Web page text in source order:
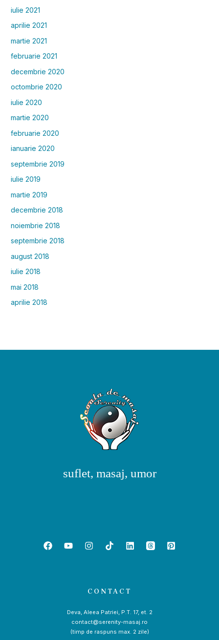
iulie 2021
aprilie 2021
martie 2021
februarie 2021
decembrie 2020
octombrie 2020
iulie 2020
martie 2020
februarie 2020
ianuarie 2020
septembrie 2019
iulie 2019
martie 2019
decembrie 2018
noiembrie 2018
septembrie 2018
august 2018
iulie 2018
mai 2018
aprilie 2018
suflet, masaj, umor
CONTACT
Deva, Aleea Patriei, P.T. 17, et. 2
contact@serenity-masaj.ro
(timp de raspuns max. 2 zile)